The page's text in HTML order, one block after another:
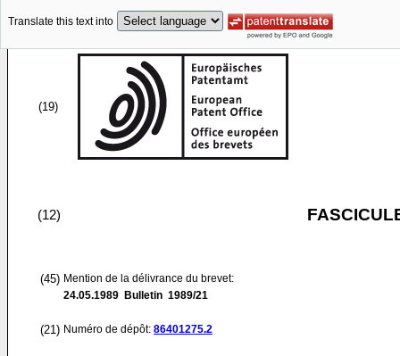
Translate this text into
(19)
(12)
(45) Mention de la délivrance du brevet:
24.05.1989 Bulletin 1989/21
(21) Numéro de dépôt: 86401275.2